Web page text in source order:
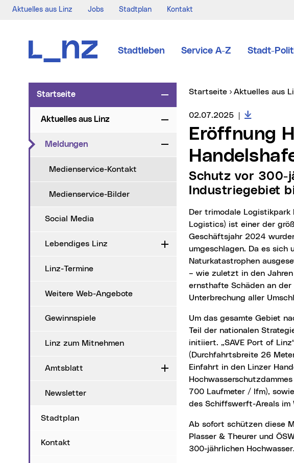
Aktuelles aus Linz Jobs Stadtplan Kontakt
Stadtleben Service A-Z Stadt-
Startseite Zuklappen
Aktuelles aus Linz Zuklappen
Meldungen(aktueller Menüpunkt)Zuklappen
Medienservice-Kontakt
Medienservice-Bilder
Social Media
Lebendiges Linz Aufklappen
Linz-Termine
Weitere Web-Angebote
Gewinnspiele
Linz zum Mitnehmen
Amtsblatt Aufklappen
Newsletter
Stadtplan
Kontakt
Sie sind hier:
Startseite Aktuelles aus
Medienservice vom:
02.07.2025
Eröffnung Hochwasserschutz
Schutz vor 300-jährlichem Hochwasser für 560 Hektar
Industriegebiet
Der trimodale Logistikpark Hafen Linz (bestehend aus Linz AG Hafen und Donaulager
Logistics) ist einer der
Geschäftsjahr 2024
umgeschlagen. Da es sich
Naturkatastrophen
– wie zuletzt in den Jahren
ernsthafte Schäden an
Unterbrechung aller
Um das gesamte Gebiet nachhaltig abzusichern, wurde das Projekt "SAVE Port of Linz" als
Teil der nationalen
initiiert. „SAVE Port of
(Durchfahrtsbreite 26
Einfahrt in den Linzer
700 Laufmeter / lfm),
des Schiffswerft-Areals im
Ab sofort schützen diese Maßnahmen den Linzer Handelshafen, die Betriebe der Firmen
Plasser & Theurer und
300-jährlichen Hochwasser.